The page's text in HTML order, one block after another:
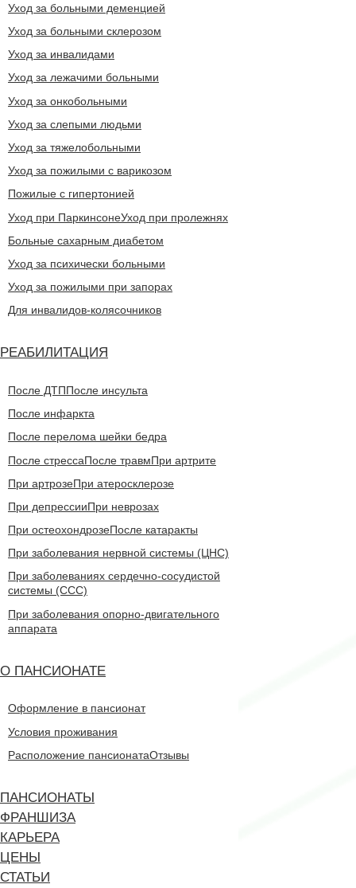
Уход за больными деменцией
Уход за больными склерозом
Уход за инвалидами
Уход за лежачими больными
Уход за онкобольными
Уход за слепыми людьми
Уход за тяжелобольными
Уход за пожилыми с варикозом
Пожилые с гипертонией
Уход при ПаркинсонеУход при пролежнях
Больные сахарным диабетом
Уход за психически больными
Уход за пожилыми при запорах
Для инвалидов-колясочников
РЕАБИЛИТАЦИЯ
После ДТППосле инсульта
После инфаркта
После перелома шейки бедра
После стрессаПосле травмПри артрите
При артрозеПри атеросклерозе
При депрессииПри неврозах
При остеохондрозеПосле катаракты
При заболевания нервной системы (ЦНС)
При заболеваниях сердечно-сосудистой
системы (CCC)
При заболевания опорно-двигательного
аппарата
О ПАНСИОНАТЕ
Оформление в пансионат
Условия проживания
Расположение пансионатаОтзывы
ПАНСИОНАТЫ
ФРАНШИЗА
КАРЬЕРА
ЦЕНЫ
СТАТЬИ